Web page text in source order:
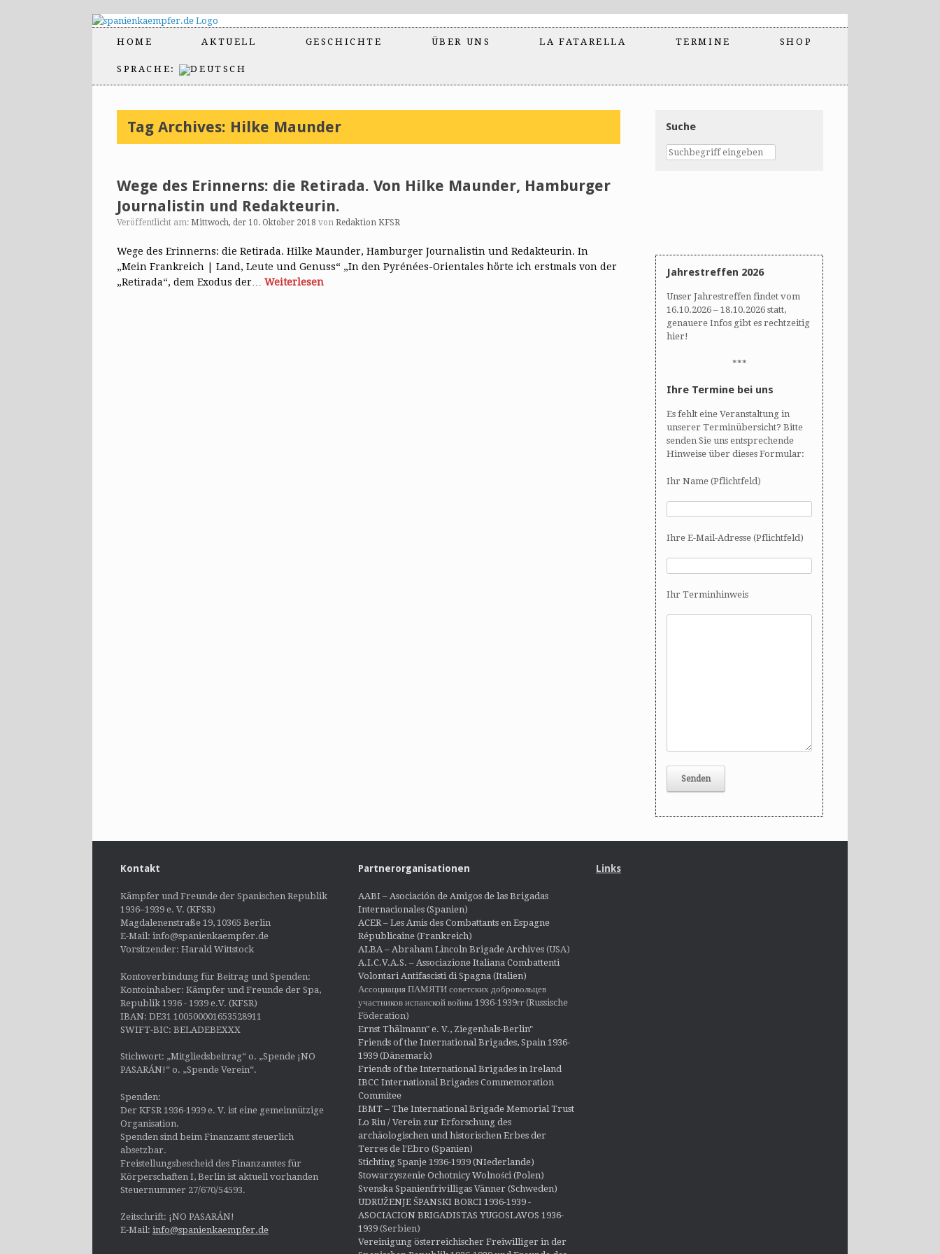
HOME AKTUELL GESCHICHTE ÜBER UNS LA FATARELLA TERMINE SHOP
SPRACHE:
Tag Archives: Hilke Maunder
Wege des Erinnerns: die Retirada. Von Hilke Maunder, Hamburger
Journalistin und Redakteurin.
Veröffentlicht am: Mittwoch, der 10. Oktober 2018 von Redaktion KFSR
Wege des Erinnerns: die Retirada. Hilke Maunder, Hamburger Journalistin und Redakteurin. In
„Mein Frankreich | Land, Leute und Genuss“ „In den Pyrénées-Orientales hörte ich erstmals von der
„Retirada“, dem Exodus der… Weiterlesen
Suche
Jahrestreffen 2026
Unser Jahrestreffen findet vom
16.10.2026 – 18.10.2026 statt,
genauere Infos gibt es rechtzeitig
hier!
***
Ihre Termine bei uns
Es fehlt eine Veranstaltung in
unserer Terminübersicht? Bitte
senden Sie uns entsprechende
Hinweise über dieses Formular:
Ihr Name (Pflichtfeld)
Ihre E-Mail-Adresse (Pflichtfeld)
Ihr Terminhinweis
Kontakt
Kämpfer und Freunde der Spanischen Republik
1936–1939 e. V. (KFSR)
Magdalenenstraße 19, 10365 Berlin
E-Mail: info@spanienkaempfer.de
Vorsitzender: Harald Wittstock
Kontoverbindung für Beitrag und Spenden:
Kontoinhaber: Kämpfer und Freunde der Spa,
Republik 1936 - 1939 e.V. (KFSR)
IBAN: DE31 100500001653528911
SWIFT-BIC: BELADEBEXXX
Stichwort: „Mitgliedsbeitrag“ o. „Spende ¡NO
PASARÁN!“ o. „Spende Verein“.
Spenden:
Der KFSR 1936-1939 e. V. ist eine gemeinnützige
Organisation.
Spenden sind beim Finanzamt steuerlich
absetzbar.
Freistellungsbescheid des Finanzamtes für
Körperschaften I, Berlin ist aktuell vorhanden
Steuernummer 27/670/54593.
Zeitschrift: ¡NO PASARÁN!
E-Mail: info@spanienkaempfer.de
Partnerorganisationen
AABI – Asociación de Amigos de las Brigadas
Internacionales (Spanien)
ACER – Les Amis des Combattants en Espagne
Républicaine (Frankreich)
ALBA – Abraham Lincoln Brigade Archives(USA)
A.I.C.V.A.S. – Associazione Italiana Combattenti
Volontari Antifascisti di Spagna (Italien)
Ассоциация ПАМЯТИ советских добровольцев
участников испанской войны 1936-1939гг (Russische
Föderation)
Ernst Thälmann" e. V., Ziegenhals-Berlin"
Friends of the International Brigades, Spain 1936-
1939 (Dänemark)
Friends of the International Brigades in Ireland
IBCC International Brigades Commemoration
Commitee
IBMT – The International Brigade Memorial Trust
Lo Riu / Verein zur Erforschung des
archäologischen und historischen Erbes der
Terres de l'Ebro (Spanien)
Stichting Spanje 1936-1939 (NIederlande)
Stowarzyszenie Ochotnicy Wolności (Polen)
Svenska Spanienfrivilligas Vänner (Schweden)
UDRUŽENJE ŠPANSKI BORCI 1936-1939 -
ASOCIACION BRIGADISTAS YUGOSLAVOS 1936-
1939(Serbien)
Vereinigung österreichischer Freiwilliger in der
Links